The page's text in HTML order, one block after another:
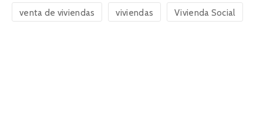
venta de viviendas viviendas Vivienda Social